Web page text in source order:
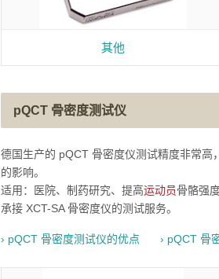
其他
pQCT 骨密度测试仪
德国生产的 pQCT 骨密度仪测试精度非常
的影响。
适用：医院、制药研究、提高运动员骨骼强
承接 XCT-SA 骨密度仪的测试服务。
› pQCT 骨密度测试仪的优点 › pQCT 骨